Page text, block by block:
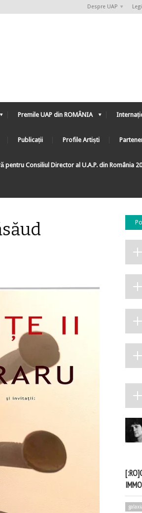
Despre UAP
Premile UAP din ROMÂNIA
Publicații Profile Artiști
pentru Consiliul Director al U.A.P. din România